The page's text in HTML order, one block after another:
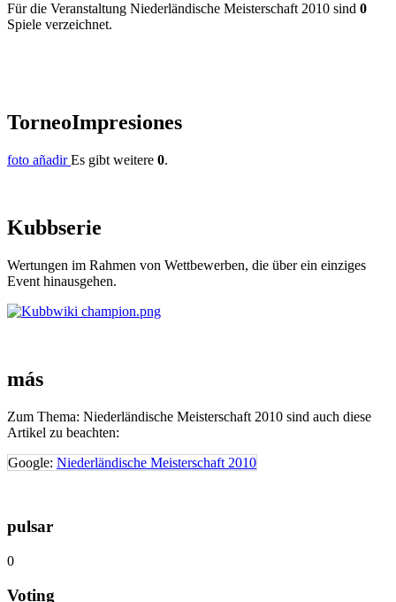
Für die Veranstaltung Niederländische Meisterschaft 2010 sind 0
Spiele verzeichnet.
TorneoImpresiones
foto añadirEs gibt weitere 0.
Kubbserie
Wertungen im Rahmen von Wettbewerben, die über ein einziges
Event hinausgehen.
más
Zum Thema: Niederländische Meisterschaft 2010 sind auch diese
Artikel zu beachten:
Google: Niederländische Meisterschaft 2010
pulsar
0
Voting